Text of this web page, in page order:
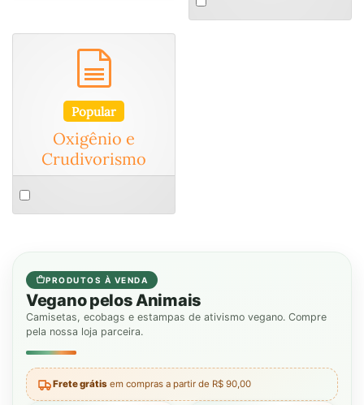
an
Popular
Oxigênio e
Crudivorismo
Select
an
PRODUTOS À VENDA
Vegano pelos Animais
Camisetas, ecobags e estampas de ativismo vegano. Compre
pela nossa loja parceira.
Frete grátis em compras a partir de R$ 90,00